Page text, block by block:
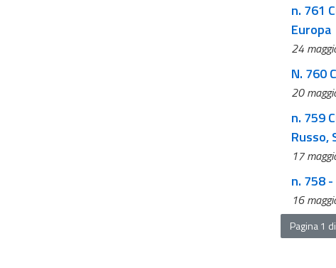
n. 761
Europa
24
N. 760
20
n. 759 CDS - Giornata della legalità a Palazzo Spada con testimonianze Frattini, Corradino, Aggiunto DNAA
Russo,
17
n. 758
16
Pagina 1